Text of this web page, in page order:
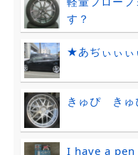
す？
★あぢぃぃ
きゅぴ きゅ
I have a pen